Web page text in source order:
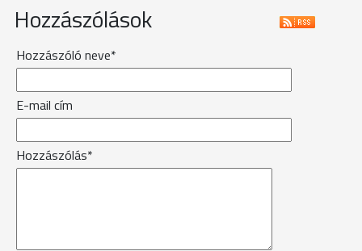
Hozzászólások
Hozzászóló neve*
E-mail cím
Hozzászólás*